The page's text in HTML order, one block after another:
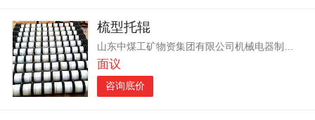
梳型托辊
面议
咨询底价